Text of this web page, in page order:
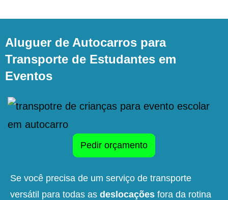
Aluguer de Autocarros para
Transporte de Estudantes em
Eventos
Se você precisa de um serviço de transporte
versátil para todas as deslocações fora da rotina
Pedir orçamento